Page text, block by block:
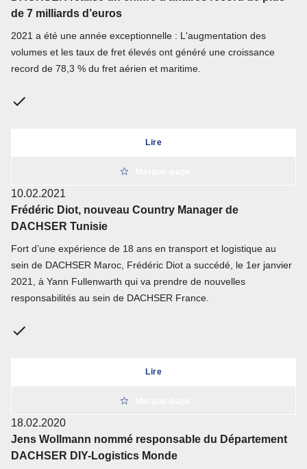
de 7 milliards d’euros
2021 a été une année exceptionnelle : L'augmentation des
volumes et les taux de fret élevés ont généré une croissance
record de 78,3 % du fret aérien et maritime.
Lire
10.02.2021
Frédéric Diot, nouveau Country Manager de
DACHSER Tunisie
Fort d’une expérience de 18 ans en transport et logistique au
sein de DACHSER Maroc, Frédéric Diot a succédé, le 1er janvier
2021, à Yann Fullenwarth qui va prendre de nouvelles
responsabilités au sein de DACHSER France.
Lire
18.02.2020
Jens Wollmann nommé responsable du Département
DACHSER DIY-Logistics Monde